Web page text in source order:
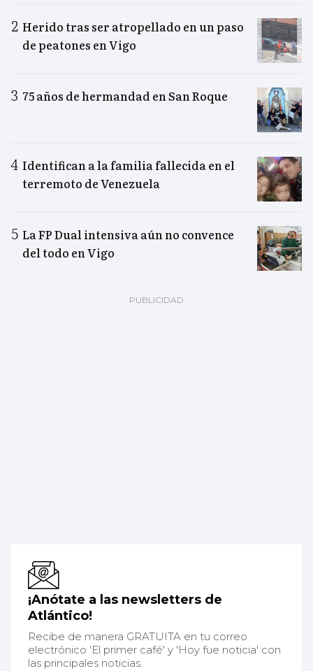
Herido tras ser atropellado en un paso
de peatones en Vigo
75 años de hermandad en San Roque
Identifican a la familia fallecida en el
terremoto de Venezuela
La FP Dual intensiva aún no convence
del todo en Vigo
¡Anótate a las newsletters de
Atlántico!
Recibe de manera GRATUITA en tu correo
electrónico 'El primer café' y 'Hoy fue noticia' con
las principales noticias.